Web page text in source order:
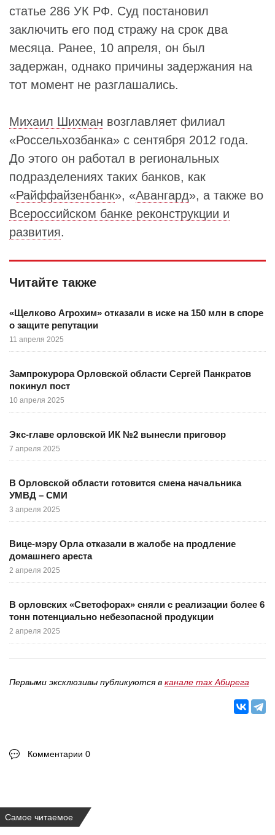
статье 286 УК РФ. Суд постановил
заключить его под стражу на срок два
месяца. Ранее, 10 апреля, он был
задержан, однако причины задержания на
тот момент не разглашались.
Михаил Шихман возглавляет филиал
«Россельхозбанка» с сентября 2012 года.
До этого он работал в региональных
подразделениях таких банков, как
«Райффайзенбанк», «Авангард», а также во
Всероссийском банке реконструкции и
развития.
Читайте также
«Щелково Агрохим» отказали в иске на 150 млн в споре
о защите репутации
11 апреля 2025
Зампрокурора Орловской области Сергей Панкратов
покинул пост
10 апреля 2025
Экс-главе орловской ИК №2 вынесли приговор
7 апреля 2025
В Орловской области готовится смена начальника
УМВД – СМИ
3 апреля 2025
Вице-мэру Орла отказали в жалобе на продление
домашнего ареста
2 апреля 2025
В орловских «Светофорах» сняли с реализации более 6
тонн потенциально небезопасной продукции
2 апреля 2025
Первыми эксклюзивы публикуются в канале max Абирега
Комментарии 0
Самое читаемое